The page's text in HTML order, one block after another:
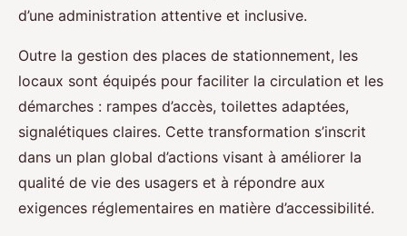
d’une administration attentive et inclusive.
Outre la gestion des places de stationnement, les
locaux sont équipés pour faciliter la circulation et les
démarches : rampes d’accès, toilettes adaptées,
signalétiques claires. Cette transformation s’inscrit
dans un plan global d’actions visant à améliorer la
qualité de vie des usagers et à répondre aux
exigences réglementaires en matière d’accessibilité.